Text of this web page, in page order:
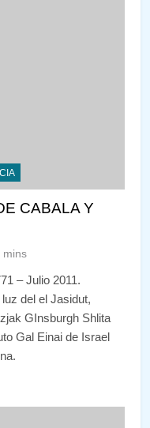
CABALA Y
mins
– Julio 2011.
del el Jasidut,
GInsburgh Shlita
Gal Einai de Israel